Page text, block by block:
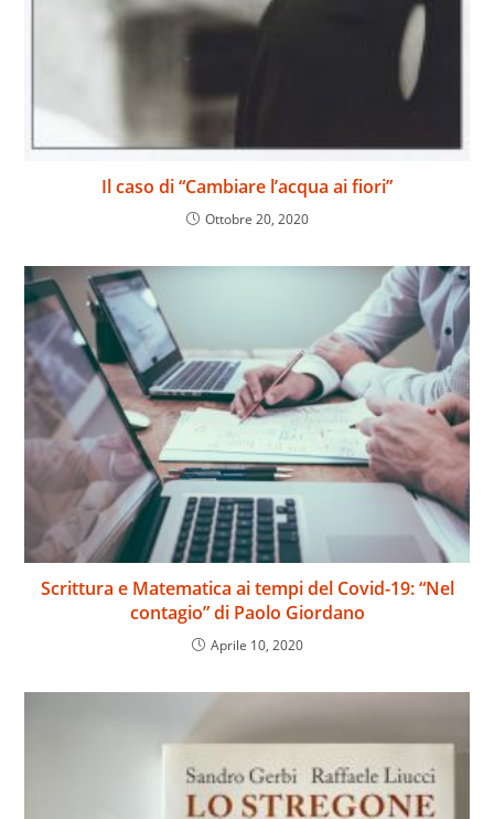
Il caso di “Cambiare l’acqua ai fiori”
Ottobre 20, 2020
Scrittura e Matematica ai tempi del Covid-19: “Nel
contagio” di Paolo Giordano
Aprile 10, 2020